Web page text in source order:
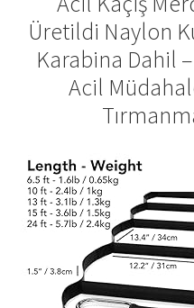
Üretildi Naylon
Karabina Dahil –
Acil